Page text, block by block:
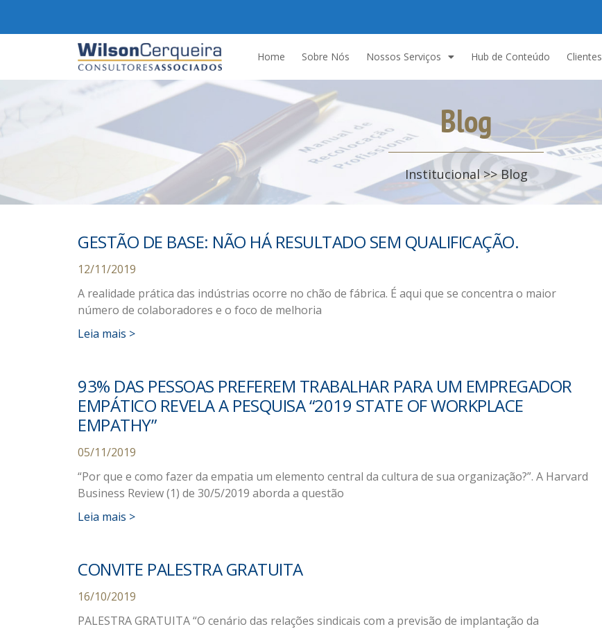
Home Sobre Nós Nossos Serviços Hub de Conteúdo Clientes
Blog
Institucional >> Blog
GESTÃO DE BASE: NÃO HÁ RESULTADO SEM QUALIFICAÇÃO.
12/11/2019
A realidade prática das indústrias ocorre no chão de fábrica. É aqui que se concentra o maior
número de colaboradores e o foco de melhoria
Leia mais >
93% DAS PESSOAS PREFEREM TRABALHAR PARA UM EMPREGADOR
EMPÁTICO REVELA A PESQUISA “2019 STATE OF WORKPLACE
EMPATHY”
05/11/2019
“Por que e como fazer da empatia um elemento central da cultura de sua organização?”. A Harvard
Business Review (1) de 30/5/2019 aborda a questão
Leia mais >
CONVITE PALESTRA GRATUITA
16/10/2019
PALESTRA GRATUITA “O cenário das relações sindicais com a previsão de implantação da